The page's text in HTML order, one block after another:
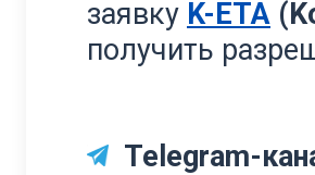
заявку K-ETA
получить
Telegram-